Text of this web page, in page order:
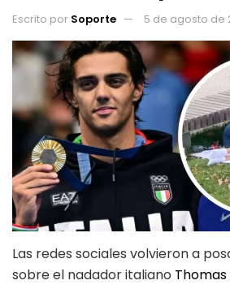
Escrito por Soporte 5 de agosto de
Las redes sociales volvieron a
sobre el nadador italiano